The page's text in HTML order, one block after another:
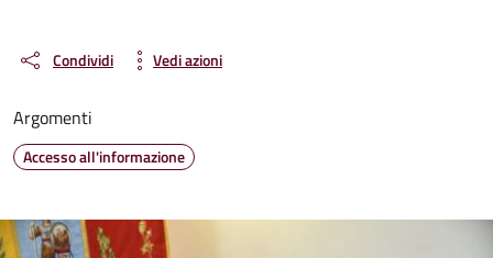
Condividi Vedi azioni
Argomenti
Accesso all'informazione